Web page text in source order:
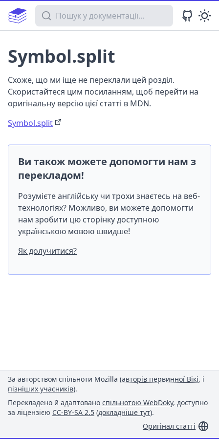
Пошук у документації
Symbol.split
Схоже, що ми іще не переклали цей розділ.
Скористайтеся цим посиланням, щоб перейти на
оригінальну версію цієї статті в MDN.
Symbol.split
Ви також можете допомогти нам з
перекладом!
Розумієте англійську чи трохи знаєтесь на веб-
технологіях? Можливо, ви можете допомогти
нам зробити цю сторінку доступною
українською мовою швидше!
Як долучитися?
За авторством спільноти Mozilla (авторів первинної Вікі, і
пізніших учасників).
Перекладено й адаптовано спільнотою WebDoky, доступно
за ліцензією CC-BY-SA 2.5 (докладніше тут).
Оригінал статті